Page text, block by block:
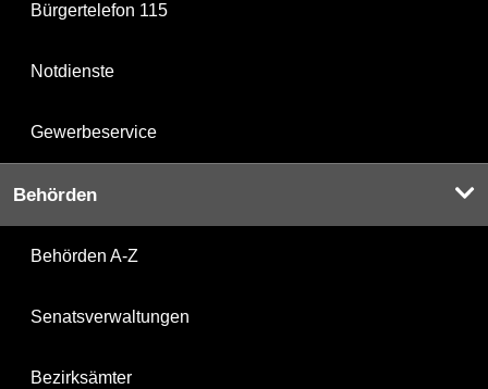
Bürgertelefon 115
Notdienste
Gewerbeservice
Behörden
Behörden A-Z
Senatsverwaltungen
Bezirksämter